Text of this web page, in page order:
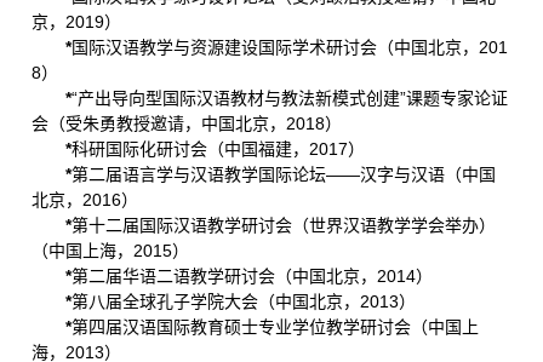
京，2019）
*国际汉语教学与资源建设国际学术研讨会（中国北京，201
8）
*“产出导向型国际汉语教材与教法新模式创建”课题专家论证
会（受朱勇教授邀请，中国北京，2018）
*科研国际化研讨会（中国福建，2017）
*第二届语言学与汉语教学国际论坛——汉字与汉语（中国
北京，2016）
*第十二届国际汉语教学研讨会（世界汉语教学学会举办）
（中国上海，2015）
*第二届华语二语教学研讨会（中国北京，2014）
*第八届全球孔子学院大会（中国北京，2013）
*第四届汉语国际教育硕士专业学位教学研讨会（中国上
海，2013）